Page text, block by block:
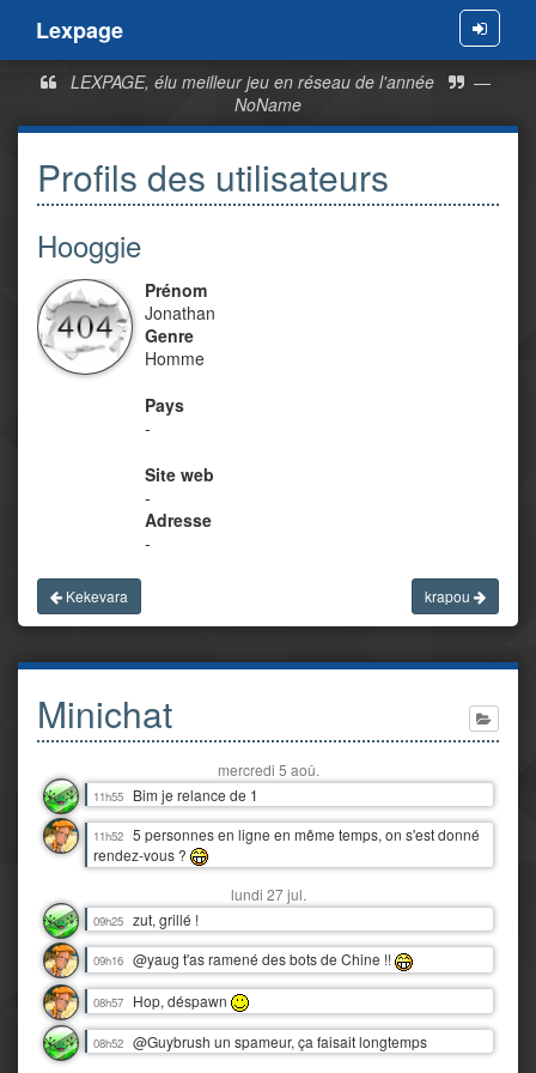
Menu
Lexpage
LEXPAGE, élu meilleur jeu en réseau de l'année
—
NoName
Profils des utilisateurs
Hooggie
Prénom
Jonathan
Genre
Homme
Pays
-
Site web
-
Adresse
-
Kekevara krapou
Minichat
mercredi 5 aoû.
11h55 Bim je relance de 1
11h52 5 personnes en ligne en même temps, on s'est donné
rendez-vous ?
lundi 27 jul.
09h25 zut, grillé !
09h16 @yaug t'as ramené des bots de Chine !!
08h57 Hop, déspawn
08h52 @Guybrush un spameur, ça faisait longtemps